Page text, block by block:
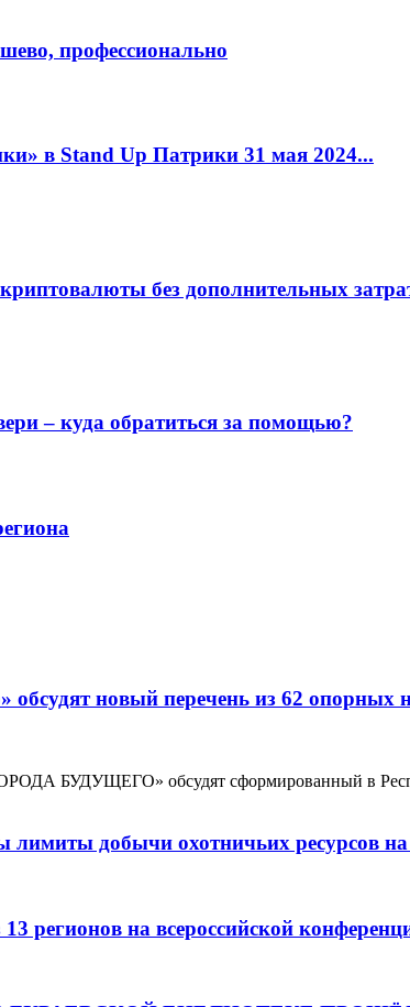
профессионально
в Stand Up Патрики 31 мая 2024...
без дополнительных
– куда обратиться за помощью?
обсудят новый перечень из 62 опорных
БУДУЩЕГО» обсудят сформированный в
добычи охотничьих ресурсов на
регионов на всероссийской